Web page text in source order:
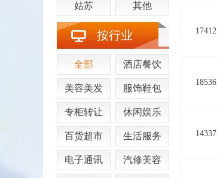
姑苏 其他
按行业
全部 酒店餐饮
美容美发 服饰鞋包
专柜转让 休闲娱乐
百货超市 生活服务
电子通讯 汽修美容
17412
18536
14337